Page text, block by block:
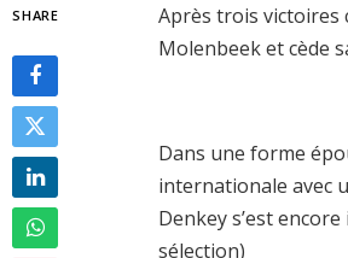
SHARE
Après trois victoires
Molenbeek et cède
Dans une forme
internationale avec
Denkey s’est
sélection)